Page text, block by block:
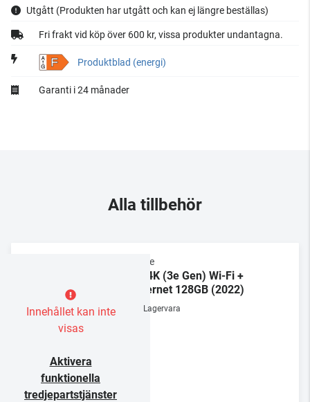
Utgått (Produkten har utgått och kan ej längre beställas)
Fri frakt vid köp över 600 kr, vissa produkter undantagna.
F Produktblad (energi)
Garanti i 24 månader
Alla tillbehör
Innehållet kan inte
visas
Aktivera
funktionella
tredjepartstjänster
Apple
TV 4K (3e Gen) Wi-Fi +
Ethernet 128GB (2022)
Lagervara